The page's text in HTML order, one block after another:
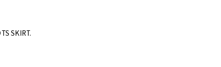
SKIRT.